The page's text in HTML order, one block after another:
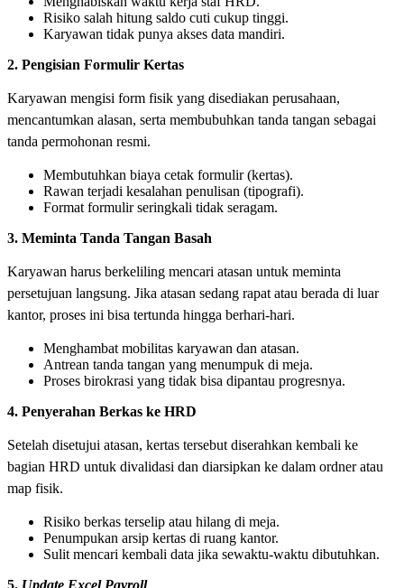
Risiko salah hitung saldo cuti cukup tinggi.
Karyawan tidak punya akses data mandiri.
2. Pengisian Formulir Kertas
Karyawan mengisi form fisik yang disediakan perusahaan,
mencantumkan alasan, serta membubuhkan tanda tangan sebagai
tanda permohonan resmi.
Membutuhkan biaya cetak formulir (kertas).
Rawan terjadi kesalahan penulisan (tipografi).
Format formulir seringkali tidak seragam.
3. Meminta Tanda Tangan Basah
Karyawan harus berkeliling mencari atasan untuk meminta
persetujuan langsung. Jika atasan sedang rapat atau berada di luar
kantor, proses ini bisa tertunda hingga berhari-hari.
Menghambat mobilitas karyawan dan atasan.
Antrean tanda tangan yang menumpuk di meja.
Proses birokrasi yang tidak bisa dipantau progresnya.
4. Penyerahan Berkas ke HRD
Setelah disetujui atasan, kertas tersebut diserahkan kembali ke
bagian HRD untuk divalidasi dan diarsipkan ke dalam ordner atau
map fisik.
Risiko berkas terselip atau hilang di meja.
Penumpukan arsip kertas di ruang kantor.
Sulit mencari kembali data jika sewaktu-waktu dibutuhkan.
5. Update Excel Payroll